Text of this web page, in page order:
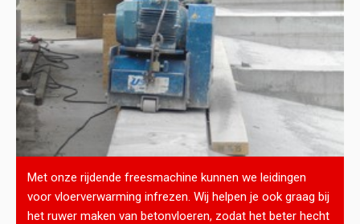
Met onze rijdende freesmachine kunnen we leidingen
voor vloerverwarming infrezen. Wij helpen je ook graag bij
het ruwer maken van betonvloeren, zodat het beter hecht